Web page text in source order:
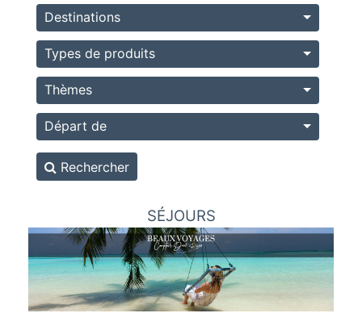
Destinations
Types de produits
Thèmes
Départ de
Rechercher
SÉJOURS